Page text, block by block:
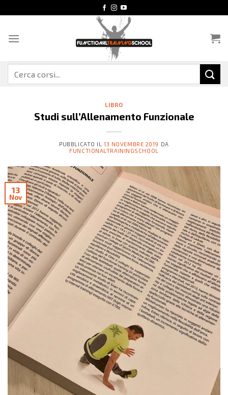
ai
LIBRO
Studi sull’Allenamento Funzionale
PUBBLICATO IL13 NOVEMBRE 2019 DA
FUNCTIONALTRAININGSCHOOL
13
Nov